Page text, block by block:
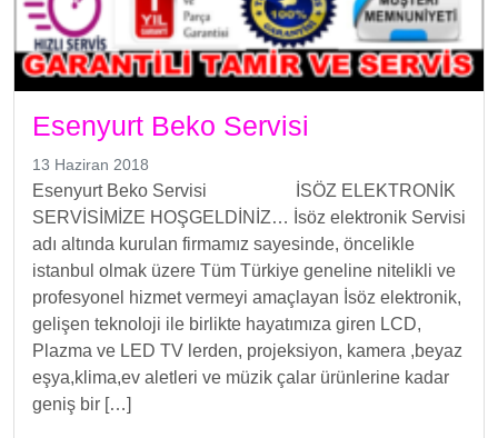
Esenyurt Beko Servisi
13 Haziran 2018
Esenyurt Beko Servisi İSÖZ ELEKTRONİK
SERVİSİMİZE HOŞGELDİNİZ… İsöz elektronik Servisi
adı altında kurulan firmamız sayesinde, öncelikle
istanbul olmak üzere Tüm Türkiye geneline nitelikli ve
profesyonel hizmet vermeyi amaçlayan İsöz elektronik,
gelişen teknoloji ile birlikte hayatımıza giren LCD,
Plazma ve LED TV lerden, projeksiyon, kamera ,beyaz
eşya,klima,ev aletleri ve müzik çalar ürünlerine kadar
geniş bir […]